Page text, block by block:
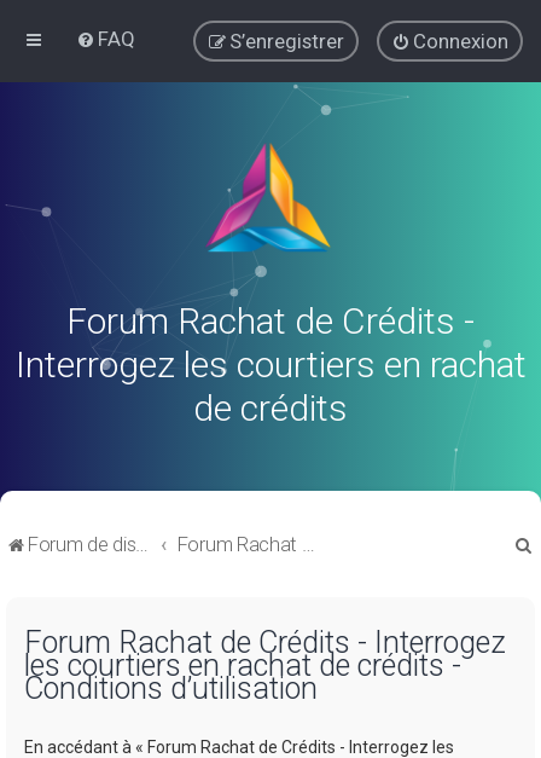
FAQ Connexion
S’enregistrer
Forum Rachat de Crédits -
Interrogez les courtiers en rachat
de crédits
Forum de discussions sur le Regroupement de Crédits et le Rachat de Crédits Forum Rachat de Crédits
Forum Rachat de Crédits - Interrogez
les courtiers en rachat de crédits -
Conditions d’utilisation
En accédant à « Forum Rachat de Crédits - Interrogez les